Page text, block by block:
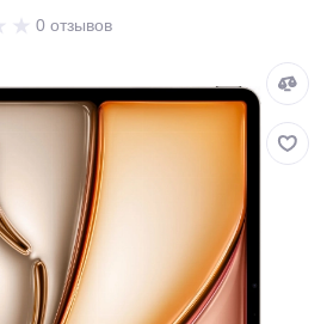
0 отзывов